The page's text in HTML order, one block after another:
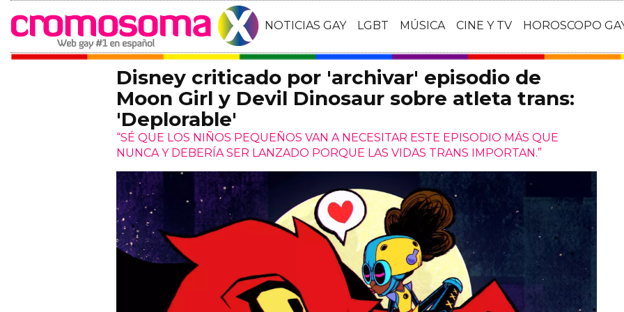
NOTICIAS GAY LGBT MÚSICA CINE Y TV HOROSCOPO
Disney criticado por 'archivar' episodio de
Moon Girl y Devil Dinosaur sobre atleta trans:
'Deplorable'
“SÉ QUE LOS NIÑOS PEQUEÑOS VAN A NECESITAR ESTE EPISODIO MÁS QUE
NUNCA Y DEBERÍA SER LANZADO PORQUE LAS VIDAS TRANS IMPORTAN.”